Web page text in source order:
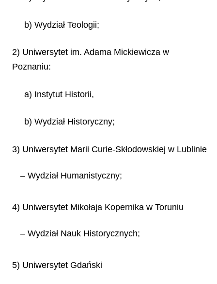
b) Wydział Teologii;
2) Uniwersytet im. Adama Mickiewicza w
Poznaniu:
a) Instytut Historii,
b) Wydział Historyczny;
3) Uniwersytet Marii Curie-Skłodowskiej w Lublinie
– Wydział Humanistyczny;
4) Uniwersytet Mikołaja Kopernika w Toruniu
– Wydział Nauk Historycznych;
5) Uniwersytet Gdański